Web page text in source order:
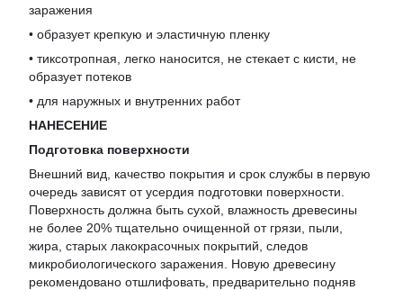
заражения
• образует крепкую и эластичную пленку
• тиксотропная, легко наносится, не стекает с кисти, не
образует потеков
• для наружных и внутренних работ
НАНЕСЕНИЕ
Подготовка поверхности
Внешний вид, качество покрытия и срок службы в первую
очередь зависят от усердия подготовки поверхности.
Поверхность должна быть сухой, влажность древесины
не более 20% тщательно очищенной от грязи, пыли,
жира, старых лакокрасочных покрытий, следов
микробиологического заражения. Новую древесину
рекомендовано отшлифовать, предварительно подняв